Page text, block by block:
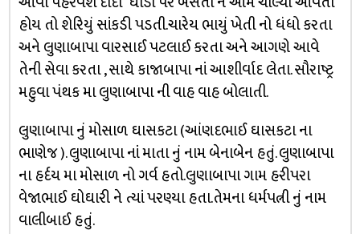
હોય તો શેરિયું સાંકડી પડતી.ચારેય ભાયું ખેતી નો ધંધો કરતા
અને લુણાબાપા વારસાઈ પટલાઈ કરતા અને આગણે આવે
તેની સેવા કરતા , સાથે કાજાબાપા નાં આશીર્વાદ લેતા. સૌરાષ્ટ્ર
મહુવા પંથક મા લુણાબાપા ની વાહ વાહ બોલાતી.
લુણાબાપા નું મોસાળ ઘાસકટા (આંણદભાઈ ઘાસકટા ના
ભાણેજ ). લુણાબાપા નાં માતા નું નામ બેનાબેન હતું. લુણાબાપા
ના હર્દય મા મોસાળ નો ગર્વ હતો.લુણાબાપા ગામ હરીપરા
વેજાભાઈ ઘોઘારી ને ત્યાં પરણ્યા હતા.તેમના ધર્મપત્ની નું નામ
વાલીબાઈ હતું.